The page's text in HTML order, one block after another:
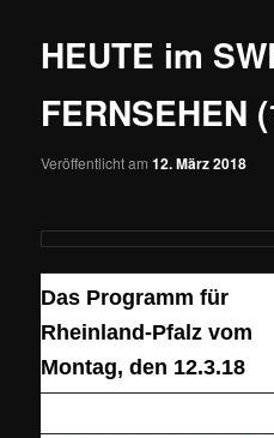
HEUTE im
FERNSEHEN
Veröffentlicht am12. März 2018
Das Programm für
Rheinland-Pfalz vom
Montag, den 12.3.18